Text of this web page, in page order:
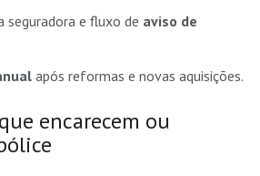
e fluxo de aviso de
após reformas e novas aquisições.
encarecem ou